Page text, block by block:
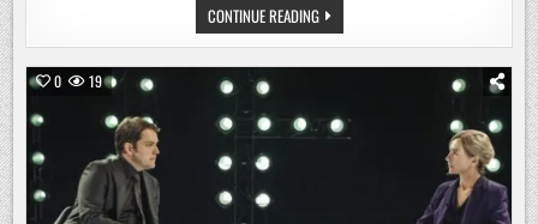
CONTINUE READINGGOLDENE
HENNE
2026:
SILBEREISEN
MODERIEREN
0 19